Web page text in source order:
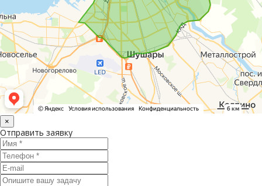
×
Отправить заявку